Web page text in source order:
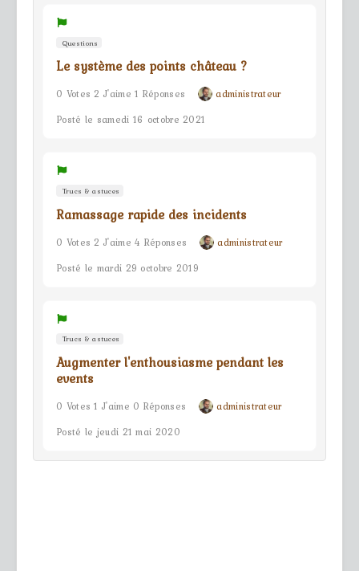
Questions
Le système des points château ?
0 Votes 2 J'aime 1 Réponses
administrateur
Posté le samedi 16 octobre 2021
Trucs & astuces
Ramassage rapide des incidents
0 Votes 2 J'aime 4 Réponses
administrateur
Posté le mardi 29 octobre 2019
Trucs & astuces
Augmenter l'enthousiasme pendant les
events
0 Votes 1 J'aime 0 Réponses
administrateur
Posté le jeudi 21 mai 2020